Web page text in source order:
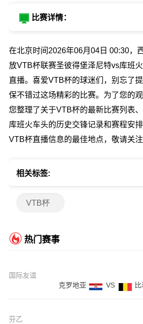
比赛详情：
在北京时间2026年06月04日 00:30，
放VTB杯联赛圣彼得堡泽尼特vs库班
直播。喜爱VTB杯的球迷们，别忘了
保不错过这场精彩的比赛。为了您的
您整理了关于VTB杯的最新比赛列表
库班火车头的历史交锋记录和赛程安
VTB杯直播信息的最佳地点，敬请关注
相关标签:
VTB杯
热门赛事
国际友谊
克罗地亚
VS
芬乙